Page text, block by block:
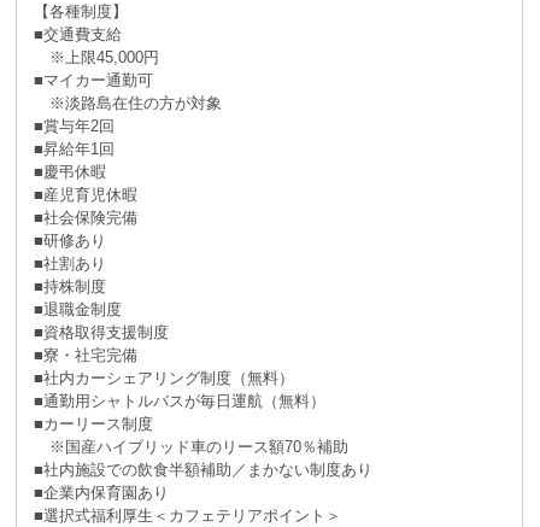
【各種制度】
■交通費支給
※上限45,000円
■マイカー通勤可
※淡路島在住の方が対象
■賞与年2回
■昇給年1回
■慶弔休暇
■産児育児休暇
■社会保険完備
■研修あり
■社割あり
■持株制度
■退職金制度
■資格取得支援制度
■寮・社宅完備
■社内カーシェアリング制度（無料）
■通勤用シャトルバスが毎日運航（無料）
■カーリース制度
※国産ハイブリッド車のリース額70％補助
■社内施設での飲食半額補助／まかない制度あり
■企業内保育園あり
■選択式福利厚生＜カフェテリアポイント＞